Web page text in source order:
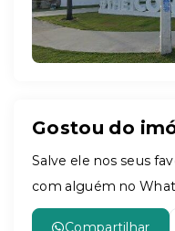
Gostou do
Salve ele nos seus
com alguém no
Compartilhar